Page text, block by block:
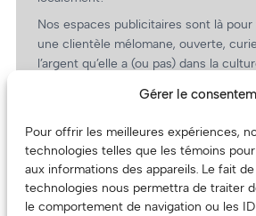
Gérer le
Pour offrir les meilleures expériences,
technologies telles que les témoins
aux informations des appareils. Le fait
technologies nous permettra de traiter
le comportement de navigation ou les
Nos espaces publicitaires sont là pour
une clientèle mélomane, ouverte,
l’argent qu’elle a (ou pas) dans la
revient.
(Oui, on va avoir des tarifs spéciaux
artistes!)